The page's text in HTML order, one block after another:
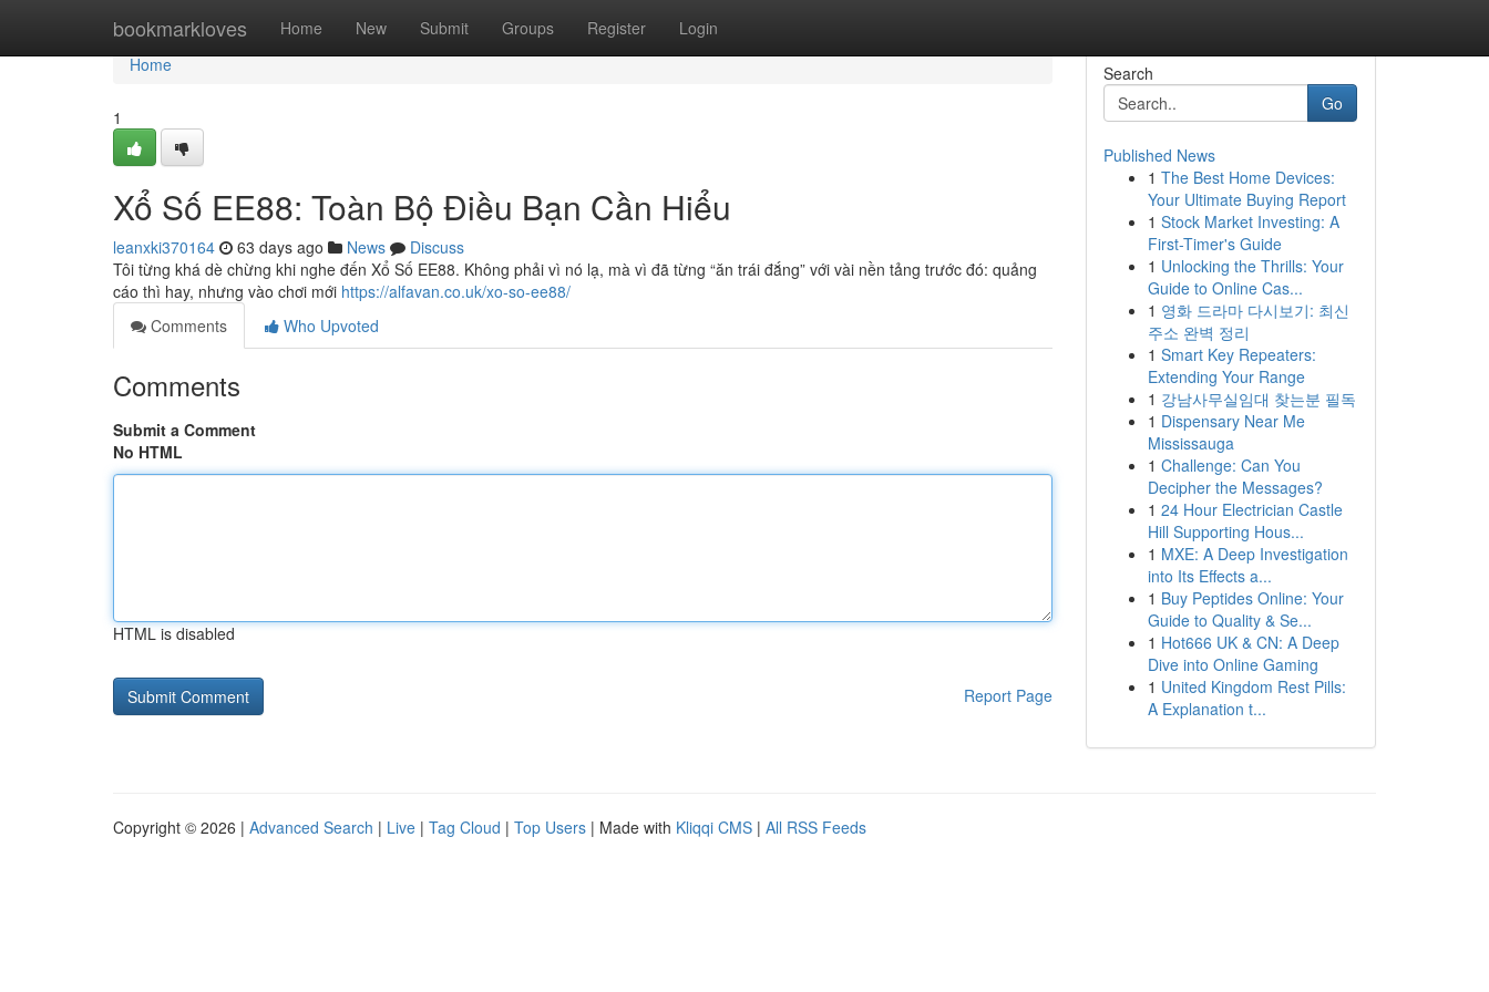
bookmarkloves Home New Submit Groups Register Login
Home
Home
1
Xổ Số EE88: Toàn Bộ Điều Bạn Cần Hiểu
leanxki370164 63 days ago News
Discuss
Tôi từng khá dè chừng khi nghe đến Xổ Số EE88. Không phải vì nó lạ, mà vì đã từng “ăn trái đắng” với vài nền tảng trước đó: quảng
cáo thì hay, nhưng vào chơi mới https://alfavan.co.uk/xo-so-ee88/
Comments
Who Upvoted
Comments
Submit a Comment
No HTML
HTML is disabled
Report Page
Search
Go
Published News
1 The Best Home Devices:
Your Ultimate Buying Report
1 Stock Market Investing: A
First-Timer's Guide
1 Unlocking the Thrills: Your
Guide to Online Cas...
1 영화 드라마 다시보기: 최신
주소 완벽 정리
1 Smart Key Repeaters:
Extending Your Range
1 강남사무실임대 찾는분 필독
1 Dispensary Near Me
Mississauga
1 Challenge: Can You
Decipher the Messages?
1 24 Hour Electrician Castle
Hill Supporting Hous...
1 MXE: A Deep Investigation
into Its Effects a...
1 Buy Peptides Online: Your
Guide to Quality & Se...
1 Hot666 UK & CN: A Deep
Dive into Online Gaming
1 United Kingdom Rest Pills:
A Explanation t...
Copyright © 2026 | Advanced Search | Live | Tag Cloud | Top Users | Made with Kliqqi CMS | All RSS Feeds